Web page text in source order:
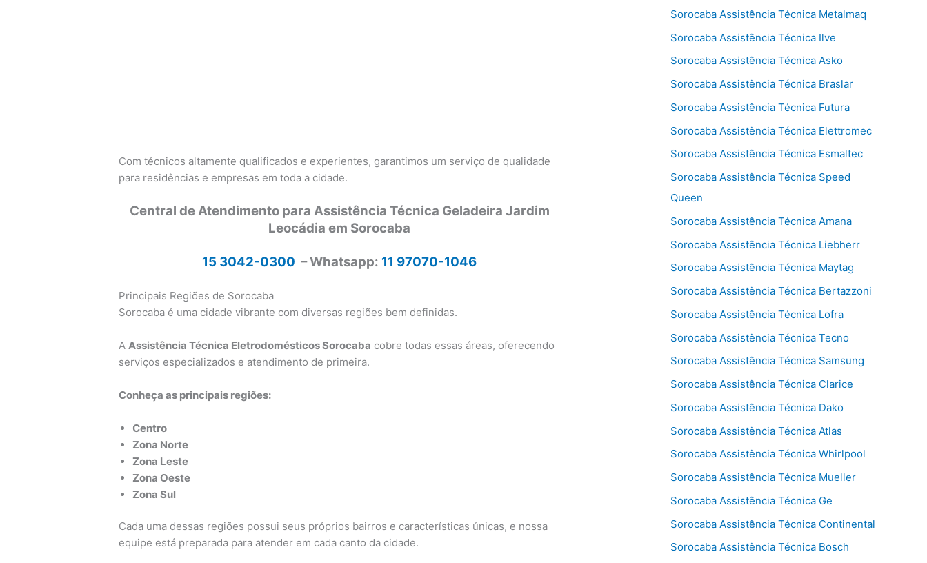
Com técnicos altamente qualificados e experientes, garantimos um serviço de qualidade
para residências e empresas em toda a cidade.
Central de Atendimento para Assistência Técnica Geladeira Jardim
Leocádia em Sorocaba
15 3042-0300 – Whatsapp: 11 97070-1046
Principais Regiões de Sorocaba
Sorocaba é uma cidade vibrante com diversas regiões bem definidas.
AAssistência Técnica Eletrodomésticos Sorocaba cobre todas essas áreas, oferecendo
serviços especializados e atendimento de primeira.
Conheça as principais regiões:
Centro
Zona Norte
Zona Leste
Zona Oeste
Zona Sul
Cada uma dessas regiões possui seus próprios bairros e características únicas, e nossa
equipe está preparada para atender em cada canto da cidade.
Sorocaba Assistência Técnica Metalmaq
Sorocaba Assistência Técnica Ilve
Sorocaba Assistência Técnica Asko
Sorocaba Assistência Técnica Braslar
Sorocaba Assistência Técnica Futura
Sorocaba Assistência Técnica Elettromec
Sorocaba Assistência Técnica Esmaltec
Sorocaba Assistência Técnica Speed
Queen
Sorocaba Assistência Técnica Amana
Sorocaba Assistência Técnica Liebherr
Sorocaba Assistência Técnica Maytag
Sorocaba Assistência Técnica Bertazzoni
Sorocaba Assistência Técnica Lofra
Sorocaba Assistência Técnica Tecno
Sorocaba Assistência Técnica Samsung
Sorocaba Assistência Técnica Clarice
Sorocaba Assistência Técnica Dako
Sorocaba Assistência Técnica Atlas
Sorocaba Assistência Técnica Whirlpool
Sorocaba Assistência Técnica Mueller
Sorocaba Assistência Técnica Ge
Sorocaba Assistência Técnica Continental
Sorocaba Assistência Técnica Bosch